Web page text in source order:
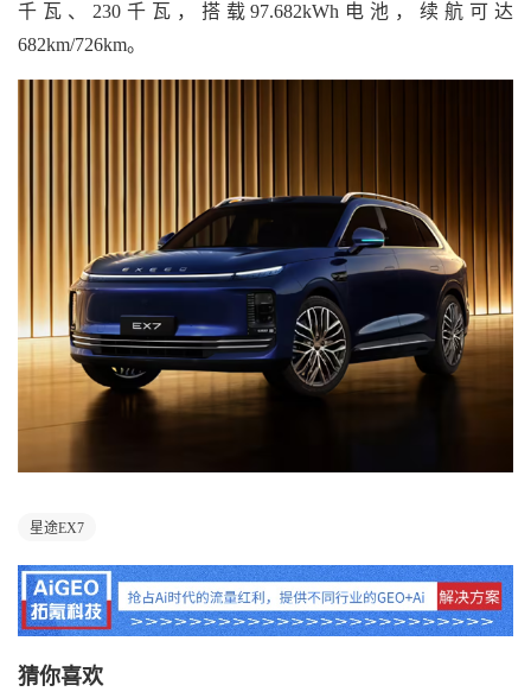
千瓦、230千瓦，搭载97.682kWh电池，续航可达
682km/726km。
星途EX7
猜你喜欢